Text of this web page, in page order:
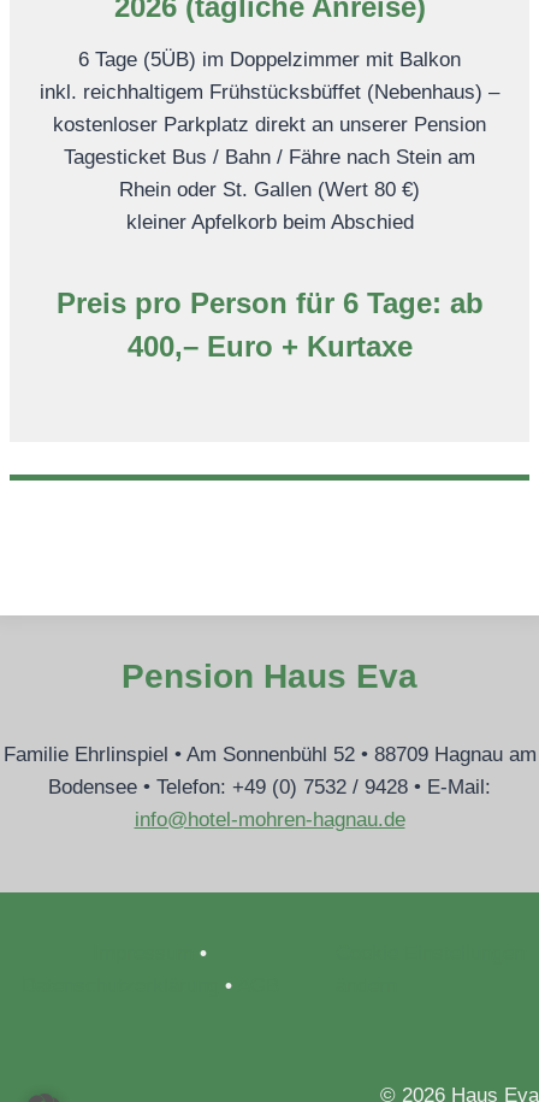
6 Tage (5ÜB) im Doppelzimmer mit Balkon
inkl. reichhaltigem Frühstücksbüffet (Nebenhaus) –
kostenloser Parkplatz direkt an unserer Pension
Tagesticket Bus / Bahn / Fähre nach Stein am
Rhein oder St. Gallen (Wert 80 €)
kleiner Apfelkorb beim Abschied
Preis pro Person für 6 Tage: ab
400,– Euro + Kurtaxe
Pension Haus Eva
​Familie Ehrlinspiel • Am Sonnenbühl 52 • 88709 Hagnau am
Bodensee • Telefon: +49 (0) 7532 / 9428 • ​E-Mail:
info@hotel-mohren-hagnau.de
•
•
© 2026 Haus Eva